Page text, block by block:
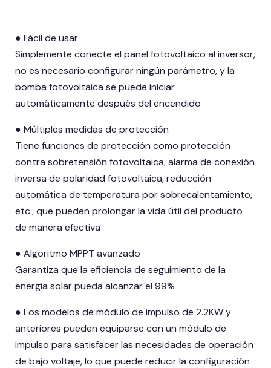
● Fácil de usar
Simplemente conecte el panel fotovoltaico al inversor,
no es necesario configurar ningún parámetro, y la
bomba fotovoltaica se puede iniciar
automáticamente después del encendido
● Múltiples medidas de protección
Tiene funciones de protección como protección
contra sobretensión fotovoltaica, alarma de conexión
inversa de polaridad fotovoltaica, reducción
automática de temperatura por sobrecalentamiento,
etc., que pueden prolongar la vida útil del producto
de manera efectiva
● Algoritmo MPPT avanzado
Garantiza que la eficiencia de seguimiento de la
energía solar pueda alcanzar el 99%
● Los modelos de módulo de impulso de 2.2KW y
anteriores pueden equiparse con un módulo de
impulso para satisfacer las necesidades de operación
de bajo voltaje, lo que puede reducir la configuración